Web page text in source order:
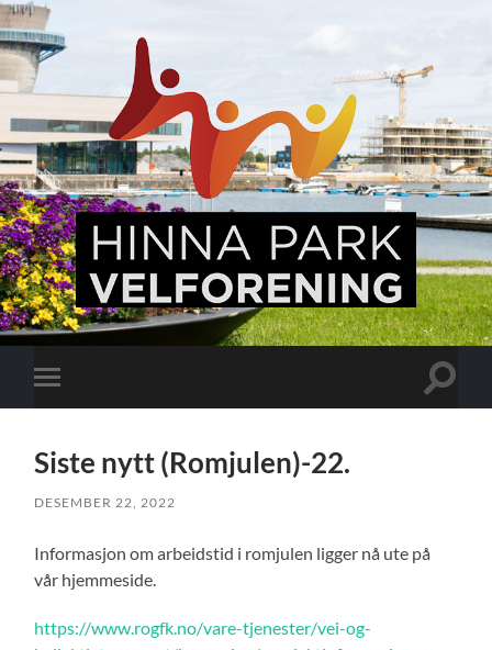
Hinna
Park,
en
Veksle
mobilmeny
Veksle
Siste nytt (Romjulen)-22.
DESEMBER 22, 2022
Informasjon om arbeidstid i romjulen ligger nå ute på
vår hjemmeside.
https://www.rogfk.no/vare-tjenester/vei-og-